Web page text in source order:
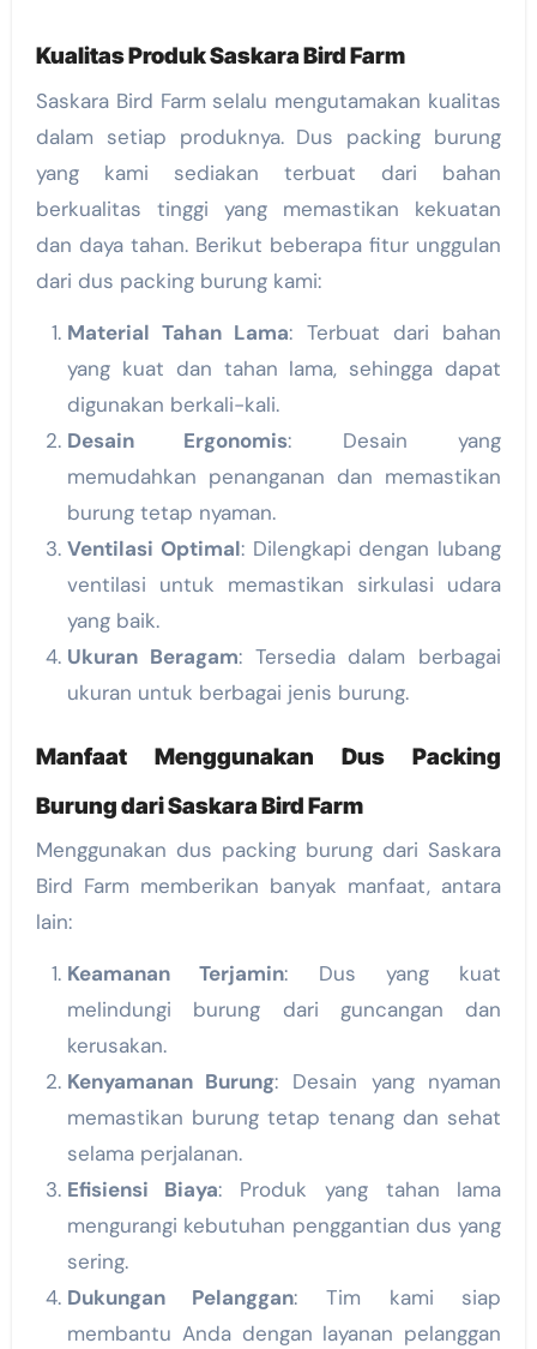
Kualitas Produk Saskara Bird Farm
Saskara Bird Farm selalu mengutamakan kualitas
dalam setiap produknya. Dus packing burung
yang kami sediakan terbuat dari bahan
berkualitas tinggi yang memastikan kekuatan
dan daya tahan. Berikut beberapa fitur unggulan
dari dus packing burung kami:
Material Tahan Lama: Terbuat dari bahan
yang kuat dan tahan lama, sehingga dapat
digunakan berkali-kali.
Desain Ergonomis: Desain yang
memudahkan penanganan dan memastikan
burung tetap nyaman.
Ventilasi Optimal: Dilengkapi dengan lubang
ventilasi untuk memastikan sirkulasi udara
yang baik.
Ukuran Beragam: Tersedia dalam berbagai
ukuran untuk berbagai jenis burung.
Manfaat Menggunakan Dus Packing
Burung dari Saskara Bird Farm
Menggunakan dus packing burung dari Saskara
Bird Farm memberikan banyak manfaat, antara
lain:
Keamanan Terjamin: Dus yang kuat
melindungi burung dari guncangan dan
kerusakan.
Kenyamanan Burung: Desain yang nyaman
memastikan burung tetap tenang dan sehat
selama perjalanan.
Efisiensi Biaya: Produk yang tahan lama
mengurangi kebutuhan penggantian dus yang
sering.
Dukungan Pelanggan: Tim kami siap
membantu Anda dengan layanan pelanggan